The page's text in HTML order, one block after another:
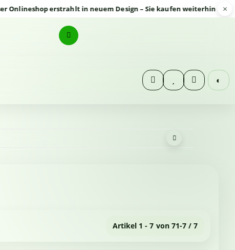
erstrahlt in neuem Design – Sie kaufen weiterhin sicher ×
◐
Artikel 1 - 7 von 71-7 / 7